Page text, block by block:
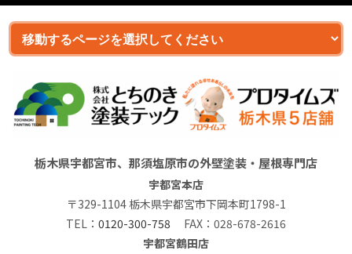
栃木県宇都宮市、那須塩原市の外壁塗装・屋根専門店
宇都宮本店
〒329-1104 栃木県宇都宮市下岡本町1798-1
TEL： 0120-300-758 FAX：028-678-2616
宇都宮鶴田店